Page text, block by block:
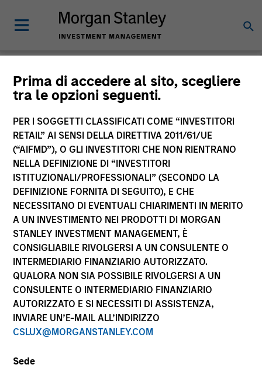
Prima di accedere al sito, scegliere
tra le opzioni seguenti.
PER I SOGGETTI CLASSIFICATI COME “INVESTITORI
RETAIL” AI SENSI DELLA DIRETTIVA 2011/61/UE
(“AIFMD”), O GLI INVESTITORI CHE NON RIENTRANO
NELLA DEFINIZIONE DI “INVESTITORI
ISTITUZIONALI/PROFESSIONALI” (SECONDO LA
DEFINIZIONE FORNITA DI SEGUITO), E CHE
NECESSITANO DI EVENTUALI CHIARIMENTI IN MERITO
A UN INVESTIMENTO NEI PRODOTTI DI MORGAN
STANLEY INVESTMENT MANAGEMENT, È
CONSIGLIABILE RIVOLGERSI A UN CONSULENTE O
INTERMEDIARIO FINANZIARIO AUTORIZZATO.
QUALORA NON SIA POSSIBILE RIVOLGERSI A UN
CONSULENTE O INTERMEDIARIO FINANZIARIO
AUTORIZZATO E SI NECESSITI DI ASSISTENZA,
INVIARE UN’E-MAIL ALL’INDIRIZZO
CSLUX@MORGANSTANLEY.COM
Sede
Morgan Stanley
Investment Funds
La presente comunicazione ha carattere promozionale.
La performance passata non è un indicatore affidabile dei
risultati futuri. I rendimenti possono aumentare o diminuire
per effetto delle oscillazioni valutarie. Tutti i dati di
performance sono calcolati in base al valore del
patrimonio netto (NAV), al netto delle spese, e non
comprendono le commissioni e gli oneri relativi
all’emissione e al rimborso delle quote. Tutti i dati relativi
alle performance e agli indici sono tratti da Morgan
Stanley Investment Management.
Rendimenti nell’anno solare.